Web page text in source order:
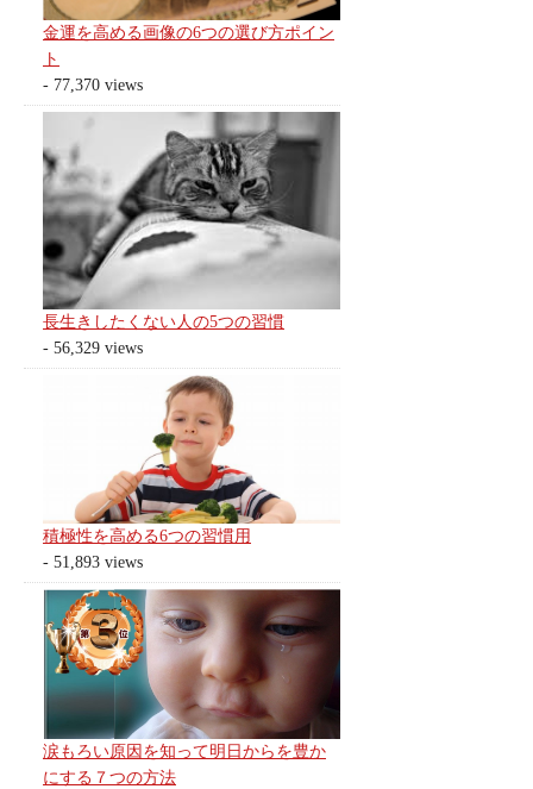
金運を高める画像の6つの選び方ポイン
ト
- 77,370 views
長生きしたくない人の5つの習慣
- 56,329 views
積極性を高める6つの習慣用
- 51,893 views
涙もろい原因を知って明日からを豊か
にする７つの方法